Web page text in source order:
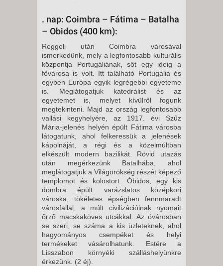
. nap: Coimbra – Fátima – Batalha
– Obidos (400 km):
Reggeli után Coimbra városával
ismerkedünk, mely a legfontosabb kulturális
központja Portugáliának, sőt egy ideig a
fővárosa is volt. Itt található Portugália és
egyben Európa egyik legrégebbi egyeteme
is. Meglátogatjuk katedrálist és az
egyetemet is, melyet kívülről fogunk
megtekinteni. Majd az ország legfontosabb
vallási kegyhelyére, az 1917. évi Szűz
Mária-jelenés helyén épült Fátima városba
látogatunk, ahol felkeressük a jelenések
kápolnáját, a régi és a közelmúltban
elkészült modern bazilikát. Rövid utazás
után megérkezünk Batalhába, ahol
meglátogatjuk a Világörökség részét képező
templomot és kolostort. Óbidos, egy kis
dombra épült varázslatos középkori
városka, tökéletes épségben fennmaradt
városfallal, a múlt civilizációinak nyomait
őrző macskaköves utcákkal. Az óvárosban
se szeri, se száma a kis üzleteknek, ahol
hagyományos csempéket és helyi
termékeket vásárolhatunk. Estére a
Lisszabon környéki szálláshelyünkre
érkezünk. (2 éj).